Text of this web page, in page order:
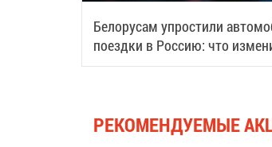
Белорусам упростили
поездки в Россию: что
августа
РЕКОМЕНДУЕМЫЕ